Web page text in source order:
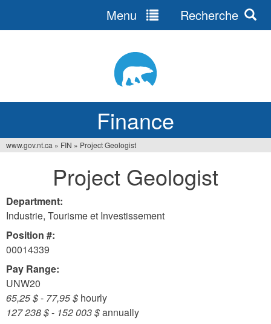
Finance
Menu Recherche
here
www.gov.nt.ca » FIN » Project Geologist
Project Geologist
Department:
Industrie, Tourisme et Investissement
Position #:
00014339
Pay Range:
UNW20
65,25 $- 77,95 $ hourly
127 238 $- 152 003 $annually